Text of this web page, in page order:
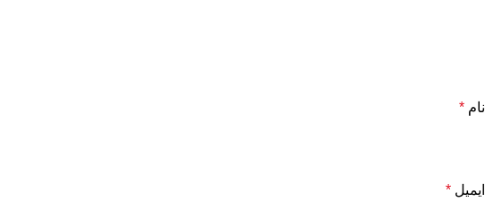
نام *
ایمیل *